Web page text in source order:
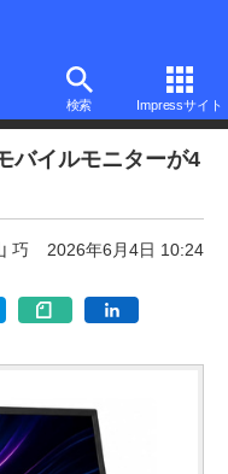
検索 Impressサイト
バイルモニターが4
巧 2026年6月4日 10:24